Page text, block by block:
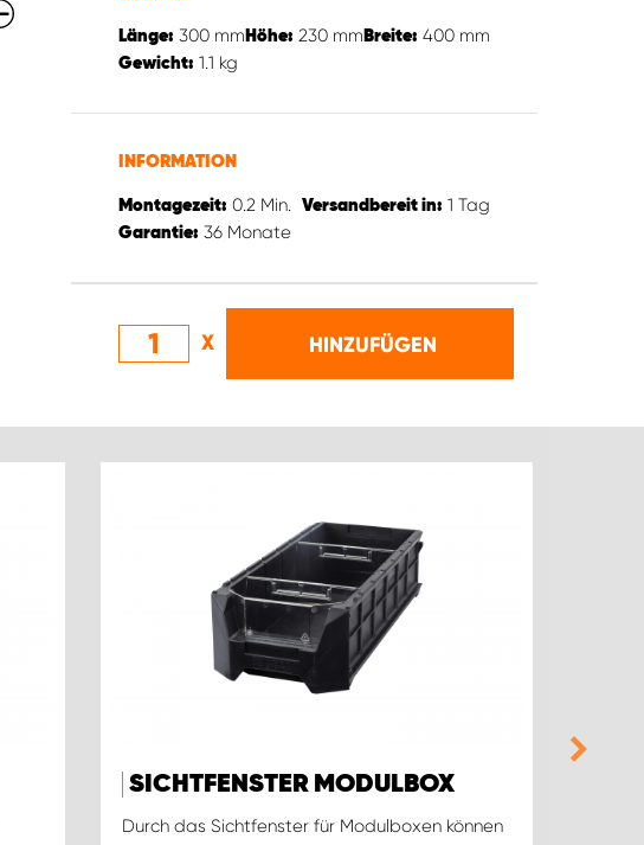
Länge: 300 mm Höhe: 230 mm Breite: 400 mm
Gewicht: 1.1 kg
INFORMATION
Montagezeit: 0.2 Min. Versandbereit in: 1 Tag
Garantie: 36 Monate
X HINZUFÜGEN
SICHTFENSTER MODULBOX
Durch das Sichtfenster für Modulboxen können